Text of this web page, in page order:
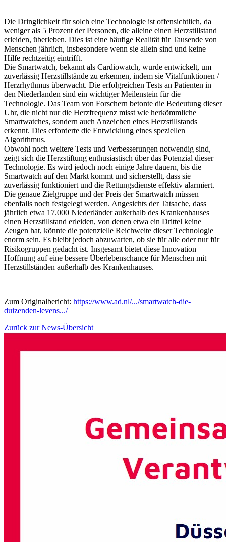
Die Dringlichkeit für solch eine Technologie ist offensichtlich, da
weniger als 5 Prozent der Personen, die alleine einen Herzstillstand
erleiden, überleben. Dies ist eine häufige Realität für Tausende von
Menschen jährlich, insbesondere wenn sie allein sind und keine
Hilfe rechtzeitig eintrifft.
Die Smartwatch, bekannt als Cardiowatch, wurde entwickelt, um
zuverlässig Herzstillstände zu erkennen, indem sie Vitalfunktionen /
Herzrhythmus überwacht. Die erfolgreichen Tests an Patienten in
den Niederlanden sind ein wichtiger Meilenstein für die
Technologie. Das Team von Forschern betonte die Bedeutung dieser
Uhr, die nicht nur die Herzfrequenz misst wie herkömmliche
Smartwatches, sondern auch Anzeichen eines Herzstillstands
erkennt. Dies erforderte die Entwicklung eines speziellen
Algorithmus.
Obwohl noch weitere Tests und Verbesserungen notwendig sind,
zeigt sich die Herzstiftung enthusiastisch über das Potenzial dieser
Technologie. Es wird jedoch noch einige Jahre dauern, bis die
Smartwatch auf den Markt kommt und sicherstellt, dass sie
zuverlässig funktioniert und die Rettungsdienste effektiv alarmiert.
Die genaue Zielgruppe und der Preis der Smartwatch müssen
ebenfalls noch festgelegt werden. Angesichts der Tatsache, dass
jährlich etwa 17.000 Niederländer außerhalb des Krankenhauses
einen Herzstillstand erleiden, von denen etwa ein Drittel keine
Zeugen hat, könnte die potenzielle Reichweite dieser Technologie
enorm sein. Es bleibt jedoch abzuwarten, ob sie für alle oder nur für
Risikogruppen gedacht ist. Insgesamt bietet diese Innovation
Hoffnung auf eine bessere Überlebenschance für Menschen mit
Herzstillständen außerhalb des Krankenhauses.
Zum Originalbericht: https://www.ad.nl/.../smartwatch-die-
duizenden-levens.../
Zurück zur News-Übersicht